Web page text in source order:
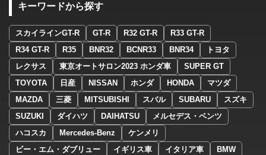
キーワードから探す
スカイラインGT-R GT-R R32 GT-R
R33 GT-R
R34 GT-R
R35 BNR32 BCNR33 BNR34
トヨタ
レクサス
東京オートサロン2023 ホンダ車
SUPER GT
TOYOTA
日産 NISSAN ホンダ HONDA
マツダ
MAZDA
三菱 MITSUBISHI スバル SUBARU
スズキ
SUZUKI
ダイハツ DAIHATSU
メルセデス・ベンツ
ハコスカ
Mercedes-Benz
ケンメリ
ビー・エム・ダブリュー
イギリス車 イタリア車
BMW